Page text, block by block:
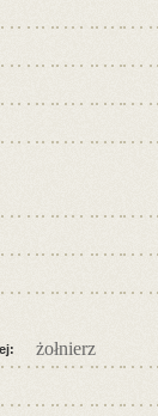
żołnierz